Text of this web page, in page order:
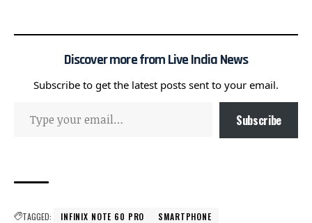
Discover more from Live India News
Subscribe to get the latest posts sent to your email.
Subscribe
TAGGED: INFINIX NOTE 60 PRO SMARTPHONE